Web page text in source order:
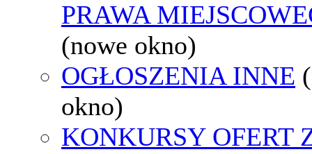
PRAWA
(nowe okno)
OGŁOSZENIA INNE
okno)
KONKURSY OFERT